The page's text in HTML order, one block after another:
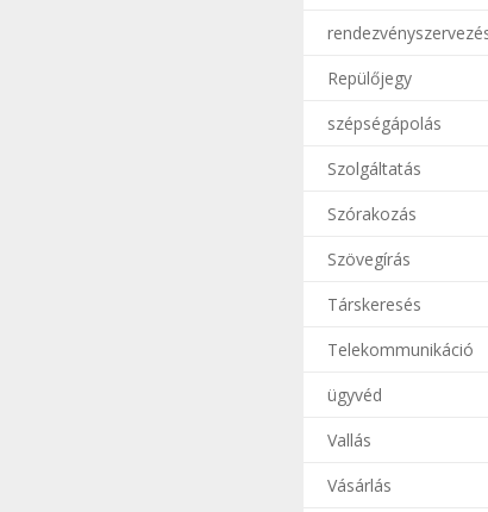
Repülőjegy
szépségápolás
Szolgáltatás
Szórakozás
Szövegírás
Társkeresés
Telekommunikáció
ügyvéd
Vallás
Vásárlás